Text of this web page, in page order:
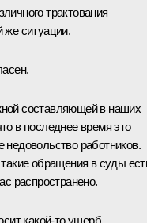
трактования
же ситуации.
составляющей в наших
в последнее время это
недовольство работников.
обращения в суды
распространено.
какой-то ущерб,